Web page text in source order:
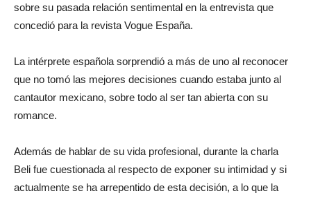
sobre su pasada relación sentimental en la entrevista que
concedió para la revista Vogue España.
La intérprete española sorprendió a más de uno al reconocer
que no tomó las mejores decisiones cuando estaba junto al
cantautor mexicano, sobre todo al ser tan abierta con su
romance.
Además de hablar de su vida profesional, durante la charla
Beli fue cuestionada al respecto de exponer su intimidad y si
actualmente se ha arrepentido de esta decisión, a lo que la